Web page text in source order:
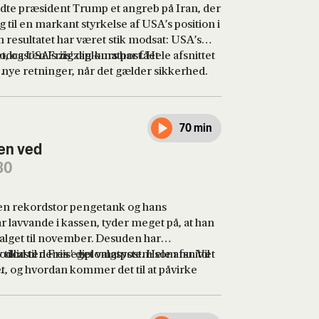
præsident Trump et angreb på Iran, der
en markant styrkelse af USA’s position i
har været stik modsat: USA’s
USA’s zigzag-kurs har fået
nye retninger, når det gælder sikkerhed.
Friis' diplomatpost. Hele afsnittet
ved
70 min
rekordstor pengetank og hans
i kassen, tyder meget på, at han
til november. Desuden har
til deres eget valgsystem som nu. Vil
og hvordan kommer det til at påvirke
Friis' diplomatpost. Hele afsnittet